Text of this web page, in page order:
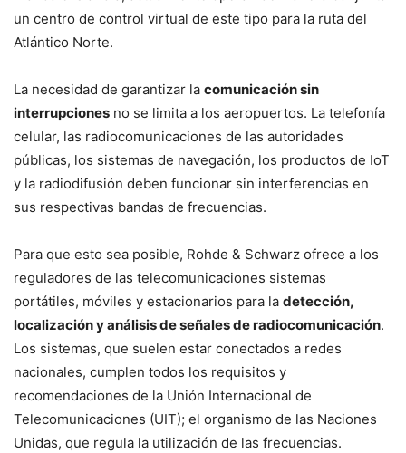
un centro de control virtual de este tipo para la ruta del
Atlántico Norte.
La necesidad de garantizar la comunicación sin
interrupciones no se limita a los aeropuertos. La telefonía
celular, las radiocomunicaciones de las autoridades
públicas, los sistemas de navegación, los productos de IoT
y la radiodifusión deben funcionar sin interferencias en
sus respectivas bandas de frecuencias.
Para que esto sea posible, Rohde & Schwarz ofrece a los
reguladores de las telecomunicaciones sistemas
portátiles, móviles y estacionarios para la detección,
localización y análisis de señales de radiocomunicación.
Los sistemas, que suelen estar conectados a redes
nacionales, cumplen todos los requisitos y
recomendaciones de la Unión Internacional de
Telecomunicaciones (UIT); el organismo de las Naciones
Unidas, que regula la utilización de las frecuencias.